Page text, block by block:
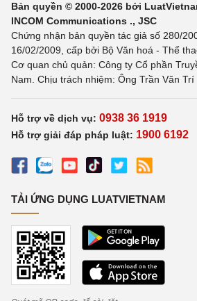
Bản quyền © 2000-2026 bởi
INCOM Communications ., JSC
Chứng nhận bản quyền tác giả số 280/
16/02/2009, cấp bởi Bộ Văn hoá - Thể
Cơ quan chủ quản: Công ty Cổ phần
Nam. Chịu trách nhiệm: Ông Trần Văn Trí
Hỗ trợ về dịch vụ: 0938 36 1919
Hỗ trợ giải đáp pháp luật: 1900 6192
TẢI ỨNG DỤNG LUATVIETNAM